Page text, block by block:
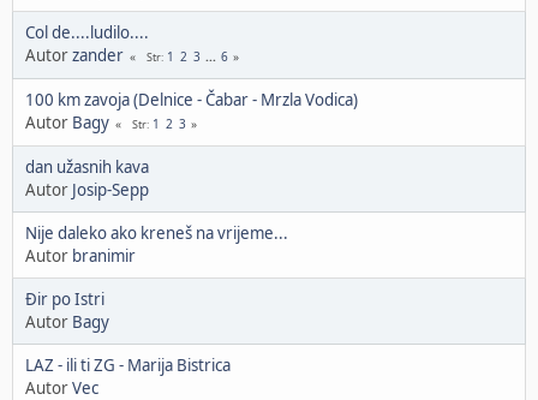
Col de....ludilo....
Autorzander Str 1 2 3 ... 6
100 km zavoja (Delnice - Čabar - Mrzla Vodica)
Autor Bagy Str 1 2 3
dan užasnih kava
Autor Josip-Sepp
Nije daleko ako kreneš na vrijeme...
Autor branimir
Đir po Istri
Autor Bagy
LAZ - ili ti ZG - Marija Bistrica
AutorVec